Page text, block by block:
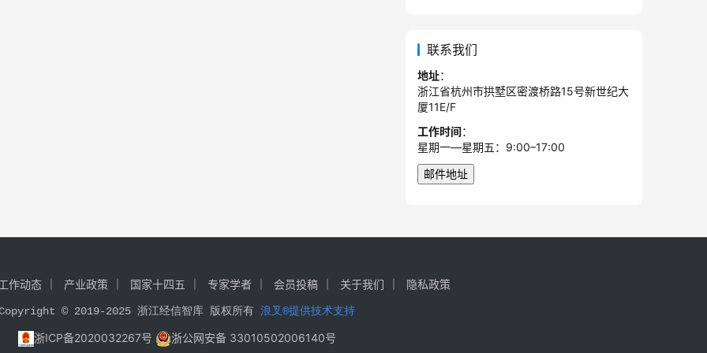
联系我们
地址：
浙江省杭州市拱墅区密渡桥路15号新世纪大
厦11E/F
工作时间：
星期一—星期五：9:00–17:00
作动态 产业政策 国家十四五 专家学者 会员投稿 关于我们 隐私政策
© 2019-2025 浙江经信智库 版权所有 浪叉®提供技术支持
浙ICP备2020032267号 浙公网安备 33010502006140号